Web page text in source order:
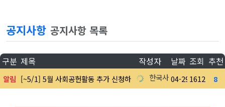
공지사항 공지사항 목록
구분 제목 작성자 날짜 조회 추천
알림 [~5/1] 5월 사회공헌활동 추가 신청하기 0 한국사회공헌협회
04-29 1612 8